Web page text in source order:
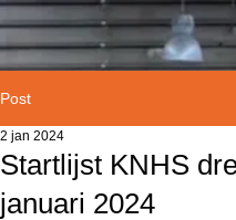
Post
Startlijst KNHS
januari 2024
2 jan 2024